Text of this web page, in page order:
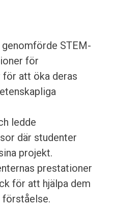
STEM-
för
för att öka deras
ledde
där studenter
projekt.
prestationer
för att hjälpa dem